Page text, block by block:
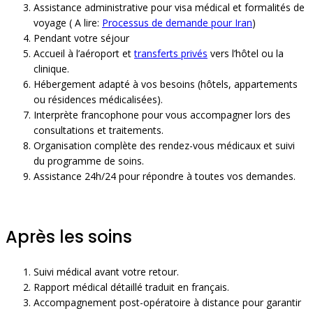
Assistance administrative pour visa médical et formalités de
voyage ( A lire: Processus de demande pour Iran)
Pendant votre séjour
Accueil à l’aéroport ettransferts privés vers l’hôtel ou la
clinique.
Hébergement adapté à vos besoins (hôtels, appartements
ou résidences médicalisées).
Interprète francophone pour vous accompagner lors des
consultations et traitements.
Organisation complète des rendez-vous médicaux et suivi
du programme de soins.
Assistance 24h/24 pour répondre à toutes vos demandes.
Après les soins
Suivi médical avant votre retour.
Rapport médical détaillé traduit en français.
Accompagnement post-opératoire à distance pour garantir